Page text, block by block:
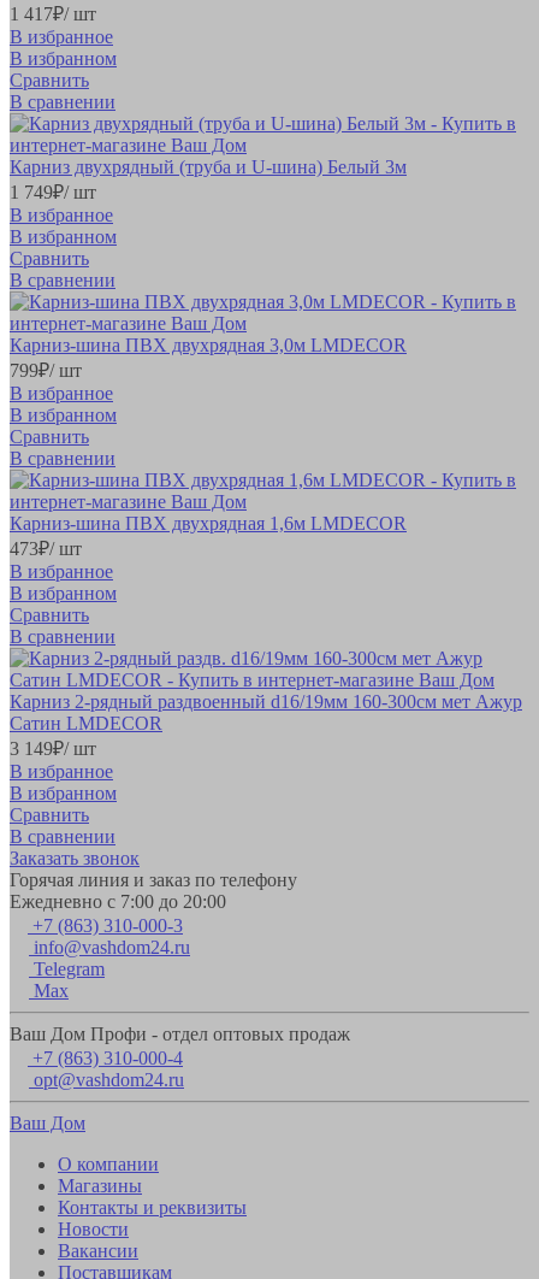
1 417₽/ шт
В избранное
В избранном
Сравнить
В сравнении
Карниз двухрядный (труба и U-шина) Белый 3м
1 749₽/ шт
В избранное
В избранном
Сравнить
В сравнении
Карниз-шина ПВХ двухрядная 3,0м LMDECOR
799₽/ шт
В избранное
В избранном
Сравнить
В сравнении
Карниз-шина ПВХ двухрядная 1,6м LMDECOR
473₽/ шт
В избранное
В избранном
Сравнить
В сравнении
Карниз 2-рядный раздвоенный d16/19мм 160-300см мет Ажур
Сатин LMDECOR
3 149₽/ шт
В избранное
В избранном
Сравнить
В сравнении
Заказать звонок
Горячая линия и заказ по телефону
Ежедневно с 7:00 до 20:00
+7 (863) 310-000-3
info@vashdom24.ru
Telegram
Max
Ваш Дом Профи - отдел оптовых продаж
+7 (863) 310-000-4
opt@vashdom24.ru
Ваш Дом
О компании
Магазины
Контакты и реквизиты
Новости
Вакансии
Поставщикам